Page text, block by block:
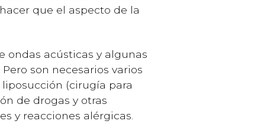
que el aspecto de la
ondas acústicas y algunas
son necesarios varios
(cirugía para
de drogas y otras
y reacciones alérgicas.